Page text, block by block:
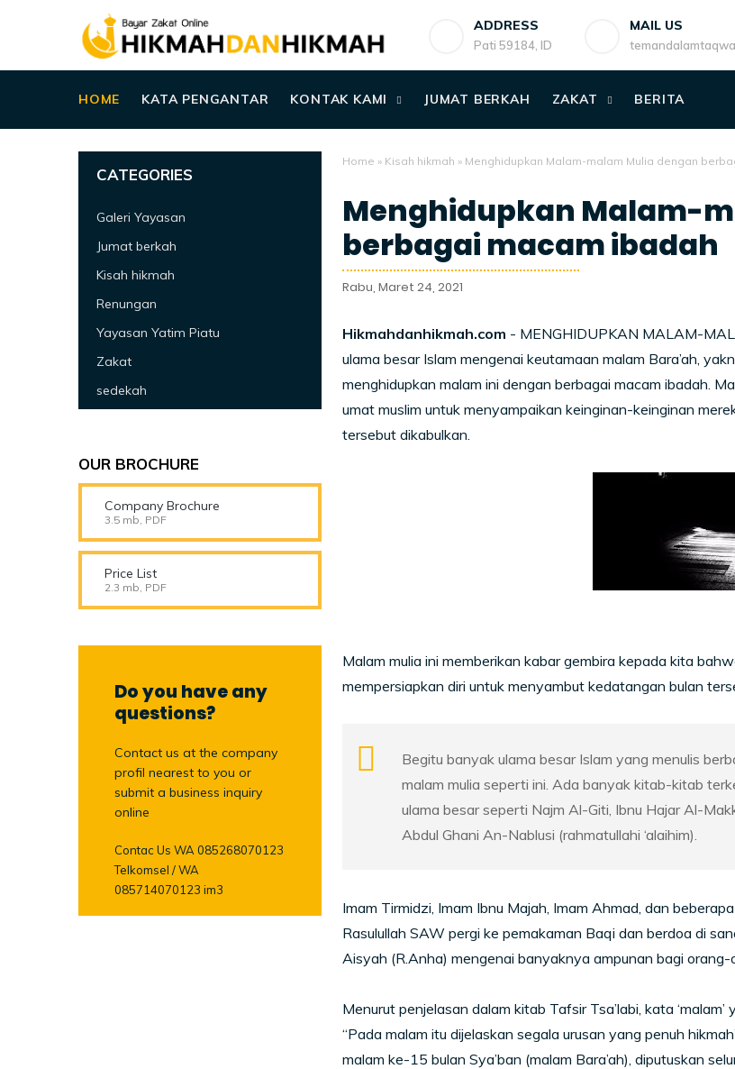
ADDRESS
Pati 59184, ID
MAIL US
HOME KATA PENGANTAR KONTAK KAMI JUMAT BERKAH ZAKAT BERITA
Home » Kisah hikmah » Menghidupkan Malam-malam Mulia dengan
Menghidupkan Malam-
berbagai macam ibadah
Rabu, Maret 24, 2021
Hikmahdanhikmah.com - MENGHIDUPKAN MALAM-
ulama besar Islam mengenai keutamaan malam Bara’ah,
menghidupkan malam ini dengan berbagai macam ibadah.
umat muslim untuk menyampaikan keinginan-keinginan
tersebut dikabulkan.
Malam mulia ini memberikan kabar gembira kepada kita
mempersiapkan diri untuk menyambut kedatangan bulan
Begitu banyak ulama besar Islam yang menulis
malam mulia seperti ini. Ada banyak kitab-kitab
ulama besar seperti Najm Al-Giti, Ibnu Hajar Al-
Abdul Ghani An-Nablusi (rahmatullahi ‘alaihim).
Imam Tirmidzi, Imam Ibnu Majah, Imam Ahmad, dan
Rasulullah SAW pergi ke pemakaman Baqi dan berdoa di
Aisyah (R.Anha) mengenai banyaknya ampunan bagi
Menurut penjelasan dalam kitab Tafsir Tsa’labi, kata
“Pada malam itu dijelaskan segala urusan yang penuh
malam ke-15 bulan Sya’ban (malam Bara’ah), diputuskan
CATEGORIES
Galeri Yayasan
Jumat berkah
Kisah hikmah
Renungan
Yayasan Yatim Piatu
Zakat
sedekah
OUR BROCHURE
Company Brochure
3.5 mb, PDF
Price List
2.3 mb, PDF
Do you have any
questions?
Contact us at the company
profil nearest to you or
submit a business inquiry
online
Contac Us WA 085268070123
Telkomsel / WA
085714070123 im3